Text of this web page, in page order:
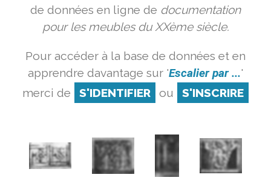
de données en ligne de documentation
pour les meubles du XXème siècle.
Pour accéder à la base de données et en
apprendre davantage sur 'Escalier par ...'
merci de
S'IDENTIFIER ou S'INSCRIRE